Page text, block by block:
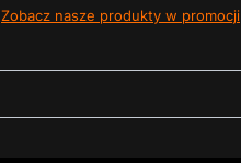
Zobacz nasze produkty w promocji